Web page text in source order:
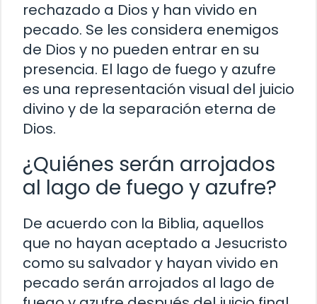
rechazado a Dios y han vivido en
pecado. Se les considera enemigos
de Dios y no pueden entrar en su
presencia. El lago de fuego y azufre
es una representación visual del juicio
divino y de la separación eterna de
Dios.
¿Quiénes serán arrojados
al lago de fuego y azufre?
De acuerdo con la Biblia, aquellos
que no hayan aceptado a Jesucristo
como su salvador y hayan vivido en
pecado serán arrojados al lago de